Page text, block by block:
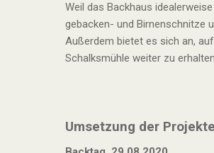
Weil das Backhaus
gebacken- und Birnenschnitze
Außerdem bietet es sich an,
Schalksmühle weiter zu
Umsetzung der